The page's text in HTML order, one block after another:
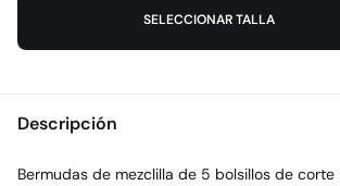
SELECCIONAR TALLA
Descripción
Bermudas de mezclilla de 5 bolsillos de